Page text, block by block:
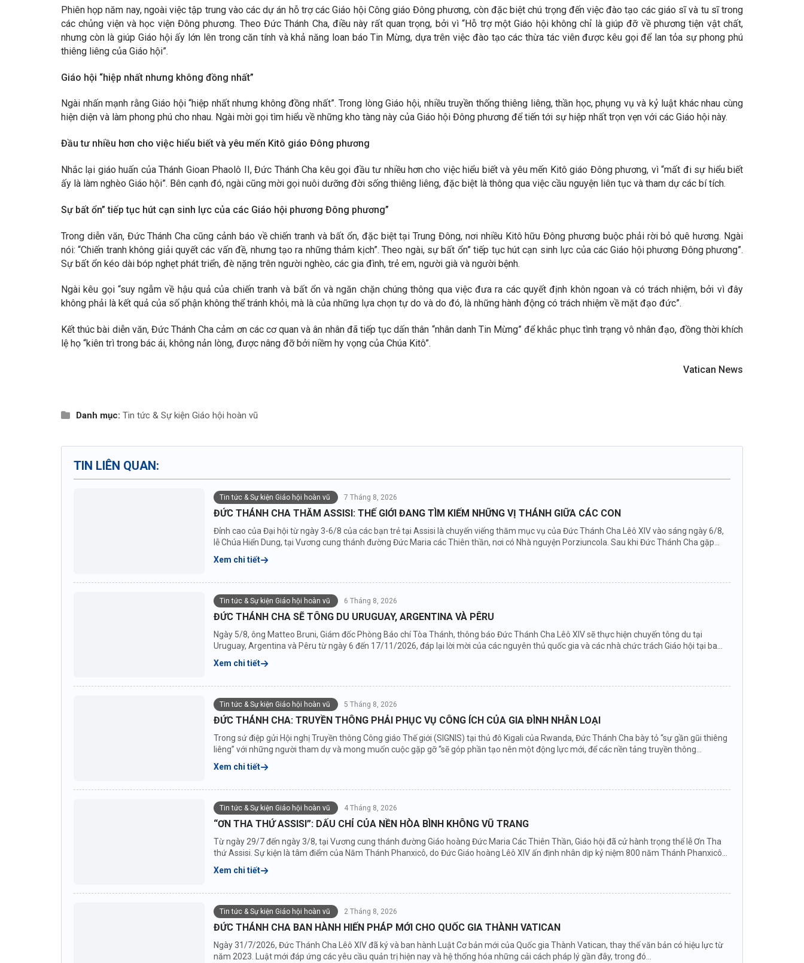
Phiên họp năm nay, ngoài việc tập trung vào các dự án hỗ trợ các Giáo hội Công giáo Đông phương, còn đặc biệt chú trọng đến việc đào tạo các giáo sĩ và tu sĩ trong
các chủng viện và học viện Đông phương. Theo Đức Thánh Cha, điều này rất quan trọng, bởi vì “Hỗ trợ một Giáo hội không chỉ là giúp đỡ về phương tiện vật chất,
nhưng còn là giúp Giáo hội ấy lớn lên trong căn tính và khả năng loan báo Tin Mừng, dựa trên việc đào tạo các thừa tác viên được kêu gọi để lan tỏa sự phong phú
thiêng liêng của Giáo hội”.
Giáo hội “hiệp nhất nhưng không đồng nhất”
Ngài nhấn mạnh rằng Giáo hội “hiệp nhất nhưng không đồng nhất”. Trong lòng Giáo hội, nhiều truyền thống thiêng liêng, thần học, phụng vụ và kỷ luật khác nhau cùng
hiện diện và làm phong phú cho nhau. Ngài mời gọi tìm hiểu về những kho tàng này của Giáo hội Đông phương để tiến tới sự hiệp nhất trọn vẹn với các Giáo hội này.
Đầu tư nhiều hơn cho việc hiểu biết và yêu mến Kitô giáo Đông phương
Nhắc lại giáo huấn của Thánh Gioan Phaolô II, Đức Thánh Cha kêu gọi đầu tư nhiều hơn cho việc hiểu biết và yêu mến Kitô giáo Đông phương, vì “mất đi sự hiểu biết
ấy là làm nghèo Giáo hội”. Bên cạnh đó, ngài cũng mời gọi nuôi dưỡng đời sống thiêng liêng, đặc biệt là thông qua việc cầu nguyện liên tục và tham dự các bí tích.
Sự bất ổn” tiếp tục hút cạn sinh lực của các Giáo hội phương Đông phương”
Trong diễn văn, Đức Thánh Cha cũng cảnh báo về chiến tranh và bất ổn, đặc biệt tại Trung Đông, nơi nhiều Kitô hữu Đông phương buộc phải rời bỏ quê hương. Ngài
nói: “Chiến tranh không giải quyết các vấn đề, nhưng tạo ra những thảm kịch”. Theo ngài, sự bất ổn” tiếp tục hút cạn sinh lực của các Giáo hội phương Đông phương”.
Sự bất ổn kéo dài bóp nghẹt phát triển, đè nặng trên người nghèo, các gia đình, trẻ em, người già và người bệnh.
Ngài kêu gọi “suy ngẫm về hậu quả của chiến tranh và bất ổn và ngăn chặn chúng thông qua việc đưa ra các quyết định khôn ngoan và có trách nhiệm, bởi vì đây
không phải là kết quả của số phận không thể tránh khỏi, mà là của những lựa chọn tự do và do đó, là những hành động có trách nhiệm về mặt đạo đức”.
Kết thúc bài diễn văn, Đức Thánh Cha cảm ơn các cơ quan và ân nhân đã tiếp tục dấn thân “nhân danh Tin Mừng” để khắc phục tình trạng vô nhân đạo, đồng thời khích
lệ họ “kiên trì trong bác ái, không nản lòng, được nâng đỡ bởi niềm hy vọng của Chúa Kitô”.
Vatican News
Danh mục: Tin tức & Sự kiện Giáo hội hoàn vũ
TIN LIÊN QUAN:
Tin tức & Sự kiện Giáo hội hoàn vũ 7 Tháng 8, 2026
ĐỨC THÁNH CHA THĂM ASSISI: THẾ GIỚI ĐANG TÌM KIẾM NHỮNG VỊ THÁNH GIỮA CÁC CON
Đỉnh cao của Đại hội từ ngày 3-6/8 của các bạn trẻ tại Assisi là chuyến viếng thăm mục vụ của Đức Thánh Cha Lêô XIV vào sáng ngày 6/8,
lễ Chúa Hiển Dung, tại Vương cung thánh đường Đức Maria các Thiên thần, nơi có Nhà nguyện Porziuncola. Sau khi Đức Thánh Cha gặp...
Xem chi tiết
Tin tức & Sự kiện Giáo hội hoàn vũ 6 Tháng 8, 2026
ĐỨC THÁNH CHA SẼ TÔNG DU URUGUAY, ARGENTINA VÀ PÊRU
Ngày 5/8, ông Matteo Bruni, Giám đốc Phòng Báo chí Tòa Thánh, thông báo Đức Thánh Cha Lêô XIV sẽ thực hiện chuyến tông du tại
Uruguay, Argentina và Pêru từ ngày 6 đến 17/11/2026, đáp lại lời mời của các nguyên thủ quốc gia và các nhà chức trách Giáo hội tại ba
nước...
Xem chi tiết
Tin tức & Sự kiện Giáo hội hoàn vũ 5 Tháng 8, 2026
ĐỨC THÁNH CHA: TRUYỀN THÔNG PHẢI PHỤC VỤ CÔNG ÍCH CỦA GIA ĐÌNH NHÂN LOẠI
Trong sứ điệp gửi Hội nghị Truyền thông Công giáo Thế giới (SIGNIS) tại thủ đô Kigali của Rwanda, Đức Thánh Cha bày tỏ “sự gần gũi thiêng
liêng” với những người tham dự và mong muốn cuộc gặp gỡ “sẽ góp phần tạo nên một động lực mới, để các nền tảng truyền thông...
Xem chi tiết
Tin tức & Sự kiện Giáo hội hoàn vũ 4 Tháng 8, 2026
“ƠN THA THỨ ASSISI”: DẤU CHỈ CỦA NỀN HÒA BÌNH KHÔNG VŨ TRANG
Từ ngày 29/7 đến ngày 3/8, tại Vương cung thánh đường Giáo hoàng Đức Maria Các Thiên Thần, Giáo hội đã cử hành trọng thể lễ Ơn Tha
thứ Assisi. Sự kiện là tâm điểm của Năm Thánh Phanxicô, do Đức Giáo hoàng Lêô XIV ấn định nhân dịp kỷ niệm 800 năm Thánh Phanxicô...
Xem chi tiết
Tin tức & Sự kiện Giáo hội hoàn vũ 2 Tháng 8, 2026
ĐỨC THÁNH CHA BAN HÀNH HIẾN PHÁP MỚI CHO QUỐC GIA THÀNH VATICAN
Ngày 31/7/2026, Đức Thánh Cha Lêô XIV đã ký và ban hành Luật Cơ bản mới của Quốc gia Thành Vatican, thay thế văn bản có hiệu lực từ
năm 2023. Luật mới đáp ứng các yêu cầu quản trị hiện nay và hệ thống hóa những cải cách pháp lý gần đây, trong đó...